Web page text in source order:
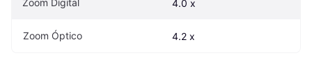
Zoom Digital 4.0 x
Zoom Óptico 4.2 x